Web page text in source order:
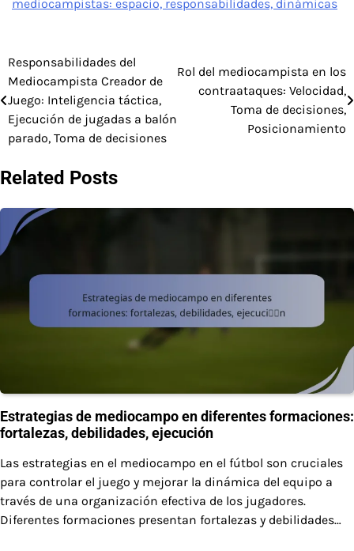
mediocampistas: espacio, responsabilidades, dinámicas
Post
navigation
Responsabilidades del
Mediocampista Creador de
Juego: Inteligencia táctica,
Ejecución de jugadas a balón
parado, Toma de decisiones
Rol del mediocampista en los
contraataques: Velocidad,
Toma de decisiones,
Posicionamiento
Related Posts
Estrategias de mediocampo en diferentes formaciones:
fortalezas, debilidades, ejecución
Las estrategias en el mediocampo en el fútbol son cruciales
para controlar el juego y mejorar la dinámica del equipo a
través de una organización efectiva de los jugadores.
Diferentes formaciones presentan fortalezas y debilidades…